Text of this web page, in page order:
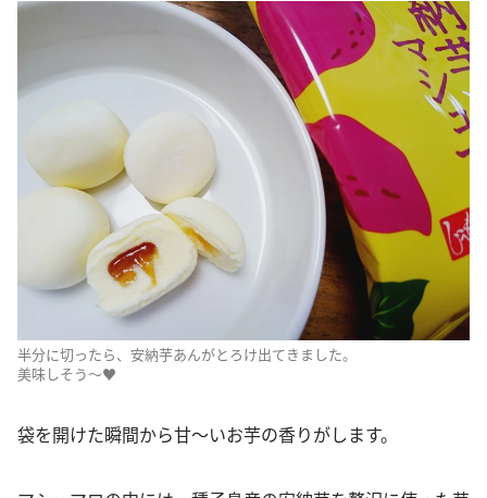
半分に切ったら、安納芋あんがとろけ出てきました。
美味しそう～♥
袋を開けた瞬間から甘～いお芋の香りがします。